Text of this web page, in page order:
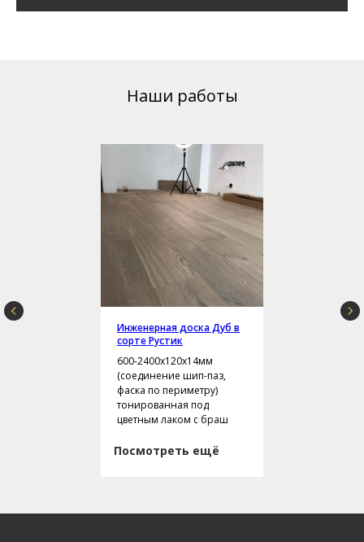
Наши работы
Инженерная доска Дуб в
сорте Рустик
600-2400х120х14мм
(соединение шип-паз,
фаска по периметру)
тонированная под
цветным лаком с браш
Посмотреть ещё